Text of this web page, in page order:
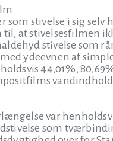
stivelse i sig
at stivelsesfilmen
stivelse som
ydeevnen af
44,01%,
var
som